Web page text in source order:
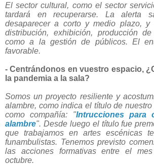
El sector cultural, como el sector
tardará en recuperarse. La alerta
desaparecer a corto y medio plazo, y
distribución, exhibición, producción
como a la gestión de públicos. El
favorable.
- Centrándonos en vuestro espacio,
la pandemia a la sala?
Somos un proyecto resiliente y
alambre, como indica el título de
como compañía: "Intrucciones para
alambre". Desde luego el título fue
que trabajamos en artes escénicas
funambulistas. Tenemos previsto
las acciones formativas entre el
octubre.